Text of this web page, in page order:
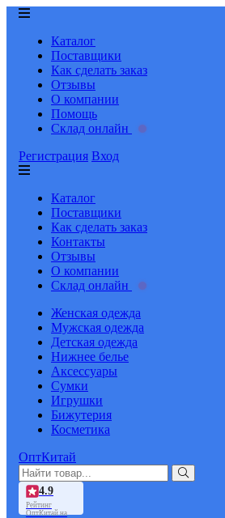
Каталог
Поставщики
Как сделать заказ
Отзывы
О компании
Помощь
Склад онлайн
Регистрация Вход
Каталог
Поставщики
Как сделать заказ
Контакты
Отзывы
О компании
Склад онлайн
Женская одежда
Мужская одежда
Детская одежда
Нижнее белье
Аксессуары
Сумки
Игрушки
Бижутерия
Косметика
ОптКитай
4.9
Рейтинг
ОптКитай на